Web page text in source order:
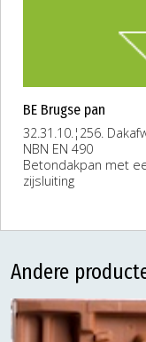
BE Brugse pan
32.31.10.¦256.
NBN EN 490
Betondakpan met
zijsluiting
Andere